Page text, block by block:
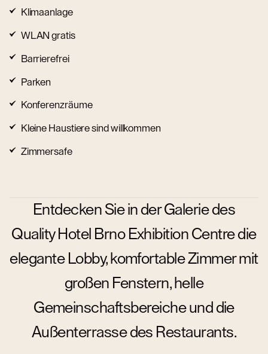
Klimaanlage
WLAN gratis
Barrierefrei
Parken
Konferenzräume
Kleine Haustiere sind willkommen
Zimmersafe
Entdecken Sie in der Galerie des
Quality Hotel Brno Exhibition Centre die
elegante Lobby, komfortable Zimmer mit
großen Fenstern, helle
Gemeinschaftsbereiche und die
Außenterrasse des Restaurants.